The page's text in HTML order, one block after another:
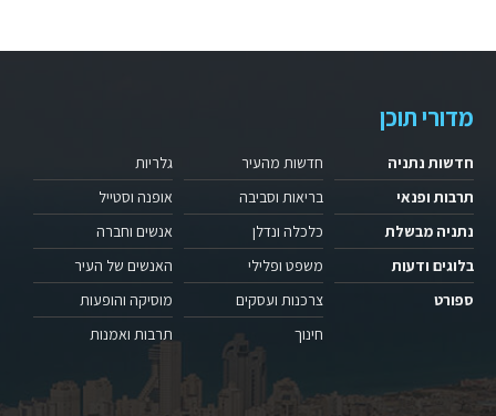
מדורי תוכן
חדשות נתניה
תרבות ופנאי
נתניה מבשלת
בלוגים ודעות
ספורט
חדשות מהעיר
בריאות וסביבה
כלכלה ונדלן
משפט ופלילי
צרכנות ועסקים
חינוך
גלריות
אופנה וסטייל
אנשים וחברה
האנשים של העיר
מוסיקה והופעות
תרבות ואמנות